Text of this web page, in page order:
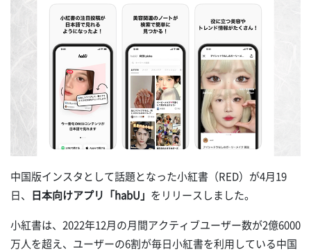
中国版インスタとして話題となった小紅書（RED）が4月19
日、 日本向けアプリ「habU」 をリリースしました。
小紅書は、2022年12月の月間アクティブユーザー数が2億6000
万人を超え、ユーザーの6割が毎日小紅書を利用している中国